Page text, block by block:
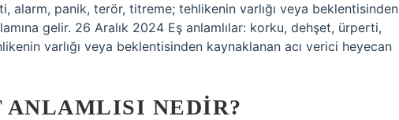
alarm, panik, terör, titreme; tehlikenin varlığı veya beklentisinden
gelir. 26 Aralık 2024 Eş anlamlılar: korku, dehşet, ürperti,
varlığı veya beklentisinden kaynaklanan acı verici heyecan
NEDIR?